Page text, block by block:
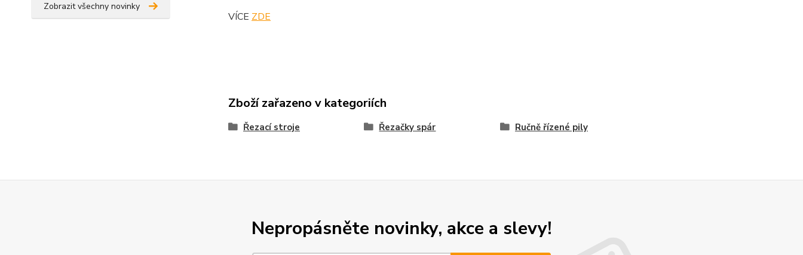
Zobrazit všechny novinky
VÍCE ZDE
Zboží zařazeno v kategoriích
Řezací stroje Řezačky spár Ručně řízené pily
Nepropásněte novinky, akce a slevy!